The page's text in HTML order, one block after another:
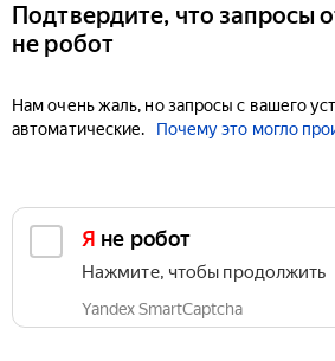
Подтвердите, что запросы
не робот
Нам очень жаль, но запросы с вашего
автоматические.
Почему это могло
Я не робот
Нажмите, чтобы продолжить
Yandex SmartCaptcha